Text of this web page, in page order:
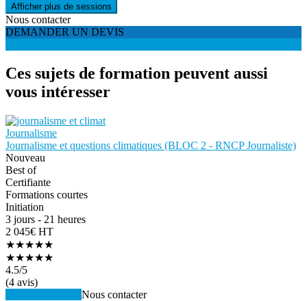
Afficher plus de sessions
Nous contacter
DEMANDER UN DEVIS
Ces sujets de formation peuvent aussi
vous intéresser
Journalisme
Journalisme et questions climatiques (BLOC 2 - RNCP Journaliste)
Nouveau
Best of
Certifiante
Formations courtes
Initiation
3 jours - 21 heures
2 045€ HT
★★★★★
★★★★★
4.5/5
(4 avis)
Nous contacter